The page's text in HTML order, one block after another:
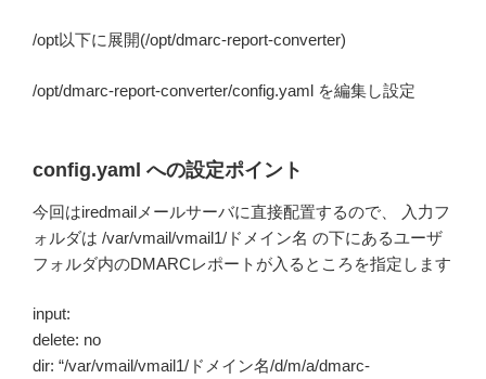
/opt以下に展開(/opt/dmarc-report-converter)
/opt/dmarc-report-converter/config.yaml を編集し設定
config.yaml への設定ポイント
今回はiredmailメールサーバに直接配置するので、 入力フ
ォルダは /var/vmail/vmail1/ドメイン名 の下にあるユーザ
フォルダ内のDMARCレポートが入るところを指定します
input:
delete: no
dir: “/var/vmail/vmail1/ドメイン名/d/m/a/dmarc-